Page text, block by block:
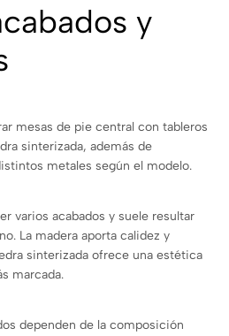
y
mesas de pie central con tableros
sinterizada, además de
metales según el modelo.
varios acabados y suele resultar
La madera aporta calidez y
sinterizada ofrece una estética
marcada.
dependen de la composición